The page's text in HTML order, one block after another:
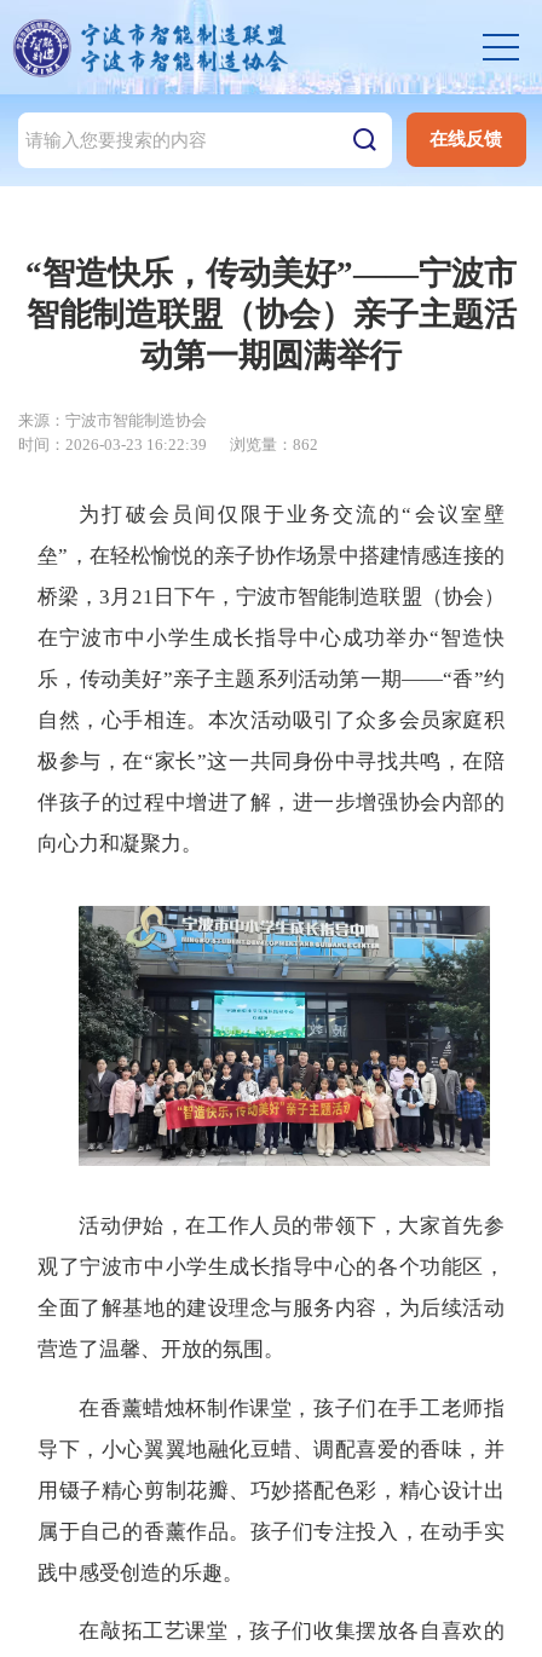
在线反馈
“智造快乐，传动美好”——宁波市
智能制造联盟（协会）亲子主题活
动第一期圆满举行
来源：宁波市智能制造协会
时间：2026-03-23 16:22:39
浏览量：862
为打破会员间仅限于业务交流的“会议室壁
垒”，在轻松愉悦的亲子协作场景中搭建情感连接的
桥梁，3月21日下午，宁波市智能制造联盟（协会）
在宁波市中小学生成长指导中心成功举办“智造快
乐，传动美好”亲子主题系列活动第一期——“香”约
自然，心手相连。本次活动吸引了众多会员家庭积
极参与，在“家长”这一共同身份中寻找共鸣，在陪
伴孩子的过程中增进了解，进一步增强协会内部的
向心力和凝聚力。
活动伊始，在工作人员的带领下，大家首先参
观了宁波市中小学生成长指导中心的各个功能区，
全面了解基地的建设理念与服务内容，为后续活动
营造了温馨、开放的氛围。
在香薰蜡烛杯制作课堂，孩子们在手工老师指
导下，小心翼翼地融化豆蜡、调配喜爱的香味，并
用镊子精心剪制花瓣、巧妙搭配色彩，精心设计出
属于自己的香薰作品。孩子们专注投入，在动手实
践中感受创造的乐趣。
在敲拓工艺课堂，孩子们收集摆放各自喜欢的